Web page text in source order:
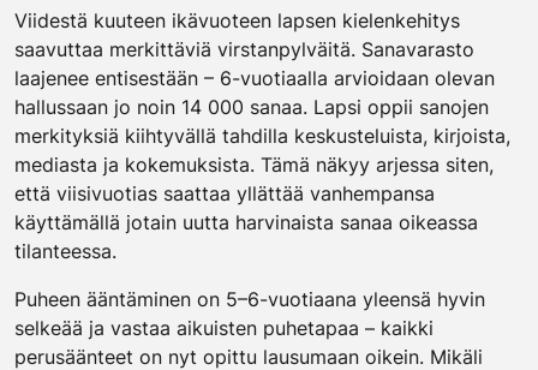
Viidestä kuuteen ikävuoteen lapsen kielenkehitys
saavuttaa merkittäviä virstanpylväitä. Sanavarasto
laajenee entisestään – 6-vuotiaalla arvioidaan olevan
hallussaan jo noin 14 000 sanaa. Lapsi oppii sanojen
merkityksiä kiihtyvällä tahdilla keskusteluista, kirjoista,
mediasta ja kokemuksista. Tämä näkyy arjessa siten,
että viisivuotias saattaa yllättää vanhempansa
käyttämällä jotain uutta harvinaista sanaa oikeassa
tilanteessa.
Puheen ääntäminen on 5–6-vuotiaana yleensä hyvin
selkeää ja vastaa aikuisten puhetapaa – kaikki
perusäänteet on nyt opittu lausumaan oikein. Mikäli